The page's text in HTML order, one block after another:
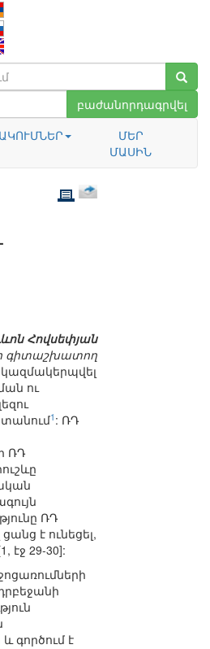
բաժանորդագրվել
ՄԵՐ
ՄԱՍԻՆ
Հովսեփյան
գիտաշխատող
ու
1 : ՌԴ
ՌԴ
ՌԴ
է ունեցել,
էջ 29-30]:
գործում է